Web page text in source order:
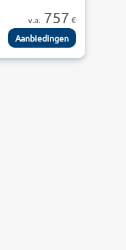
v.a. 757 €
Aanbiedingen